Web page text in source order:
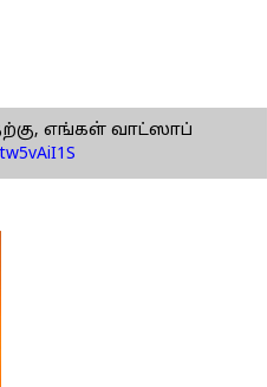
எங்கள் வாட்ஸாப்